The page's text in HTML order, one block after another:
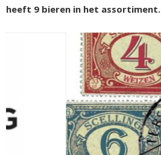
heeft 9 bieren in het assortiment.